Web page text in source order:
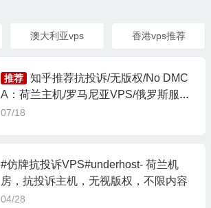
澳大利亚vps 香港vps推荐
推荐
知乎推荐抗投诉/无版权/No DMC
A：荷兰主机/罗马尼亚VPS/俄罗斯服务
器
07/18
#仿牌抗投诉VPS#underhost- 荷兰机
房，抗投诉主机，无视版权，不限内容
04/28